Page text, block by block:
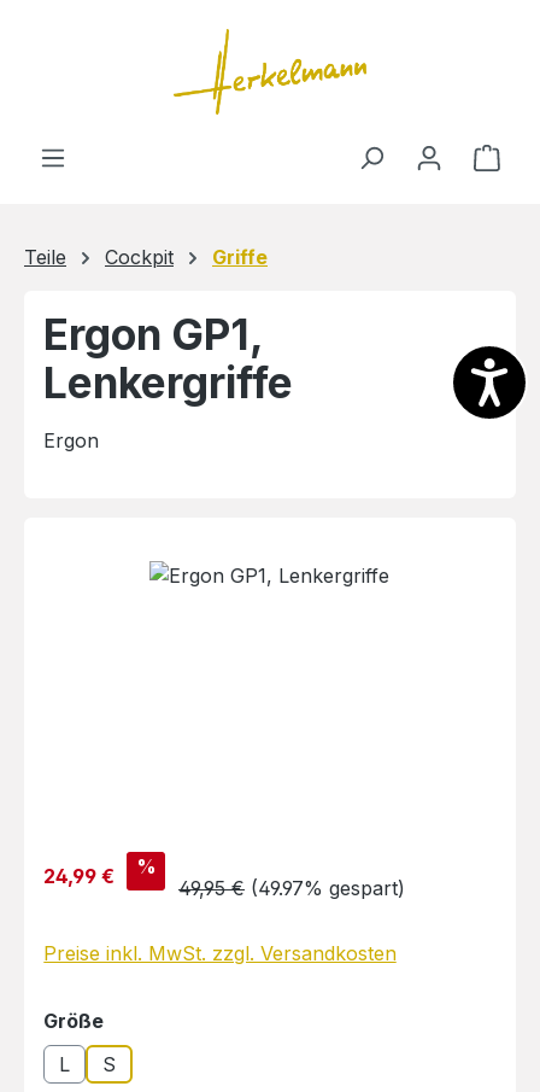
Zum Hauptinhalt springen
Teile Cockpit Griffe
Ergon GP1,
Lenkergriffe
Ergon
Bildergalerie überspringen
Verkaufspreis:
24,99 €
%
Regulärer Preis:
49,95 € (49.97% gespart)
Preise inkl. MwSt. zzgl. Versandkosten
Größeauswählen
L
S